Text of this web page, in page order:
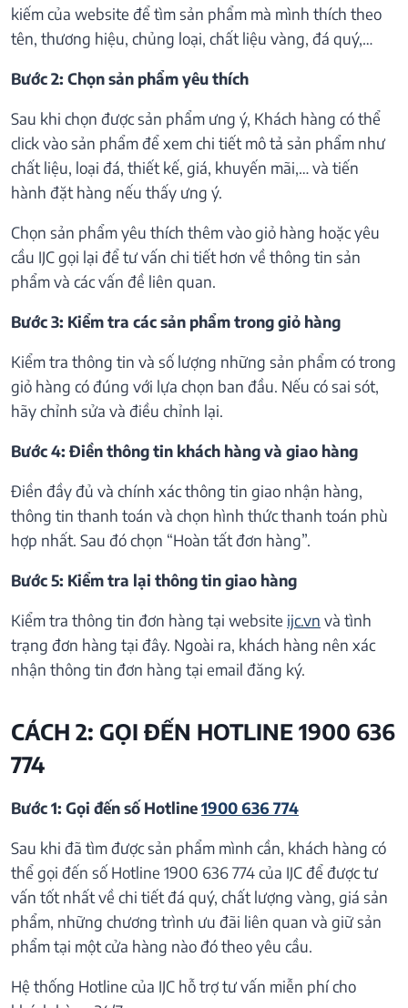
kiếm của website để tìm sản phẩm mà mình thích theo
tên, thương hiệu, chủng loại, chất liệu vàng, đá quý,…
Bước 2: Chọn sản phẩm yêu thích
Sau khi chọn được sản phẩm ưng ý, Khách hàng có thể
click vào sản phẩm để xem chi tiết mô tả sản phẩm như
chất liệu, loại đá, thiết kế, giá, khuyến mãi,… và tiến
hành đặt hàng nếu thấy ưng ý.
Chọn sản phẩm yêu thích thêm vào giỏ hàng hoặc yêu
cầu IJC gọi lại để tư vấn chi tiết hơn về thông tin sản
phẩm và các vấn đề liên quan.
Bước 3: Kiểm tra các sản phẩm trong giỏ hàng
Kiểm tra thông tin và số lượng những sản phẩm có trong
giỏ hàng có đúng với lựa chọn ban đầu. Nếu có sai sót,
hãy chỉnh sửa và điều chỉnh lại.
Bước 4: Điền thông tin khách hàng và giao hàng
Điền đầy đủ và chính xác thông tin giao nhận hàng,
thông tin thanh toán và chọn hình thức thanh toán phù
hợp nhất. Sau đó chọn “Hoàn tất đơn hàng”.
Bước 5: Kiểm tra lại thông tin giao hàng
Kiểm tra thông tin đơn hàng tại website ijc.vn và tình
trạng đơn hàng tại đây. Ngoài ra, khách hàng nên xác
nhận thông tin đơn hàng tại email đăng ký.
CÁCH 2: GỌI ĐẾN HOTLINE 1900 636
774
Bước 1: Gọi đến số Hotline1900 636 774
Sau khi đã tìm được sản phẩm mình cần, khách hàng có
thể gọi đến số Hotline 1900 636 774 của IJC để được tư
vấn tốt nhất về chi tiết đá quý, chất lượng vàng, giá sản
phẩm, những chương trình ưu đãi liên quan và giữ sản
phẩm tại một cửa hàng nào đó theo yêu cầu.
Hệ thống Hotline của IJC hỗ trợ tư vấn miễn phí cho